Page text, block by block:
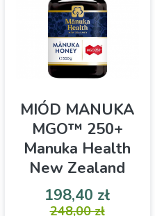
MIÓD MANUKA
MGO™ 250+
Manuka Health
New Zealand
500g
Manuka Health Miód
Cena
198,40 złCena
248,00 zł